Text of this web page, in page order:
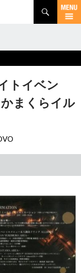
トイベン
まくらイル